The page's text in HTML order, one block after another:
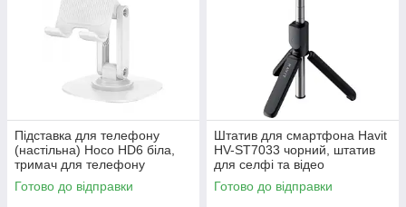
Підставка для телефону
(настільна) Hoco HD6 біла,
тримач для телефону
Готово до відправки
Штатив для смартфона Havit
HV-ST7033 чорний, штатив
для селфі та відео
Готово до відправки